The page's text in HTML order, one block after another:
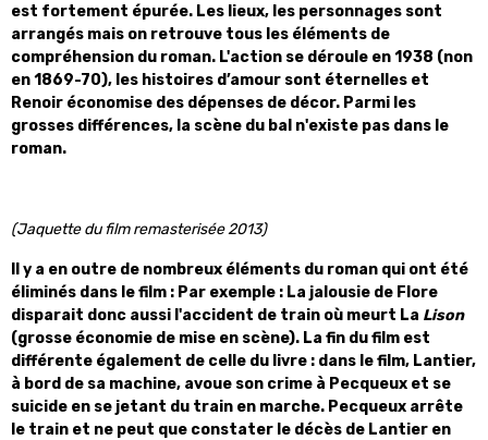
est fortement épurée. Les lieux, les personnages sont
arrangés mais on retrouve tous les éléments de
compréhension du roman. L'action se déroule en 1938 (non
en 1869-70), les histoires d’amour sont éternelles et
Renoir économise des dépenses de décor. Parmi les
grosses différences, la scène du bal n'existe pas dans le
roman.
(Jaquette du film remasterisée 2013)
Il y a en outre de nombreux éléments du roman qui ont été
éliminés dans le film : Par exemple : La jalousie de Flore
disparait donc aussi l'accident de train où meurt La Lison
(grosse économie de mise en scène). La fin du film est
différente également de celle du livre : dans le film, Lantier,
à bord de sa machine, avoue son crime à Pecqueux et se
suicide en se jetant du train en marche. Pecqueux arrête
le train et ne peut que constater le décès de Lantier en